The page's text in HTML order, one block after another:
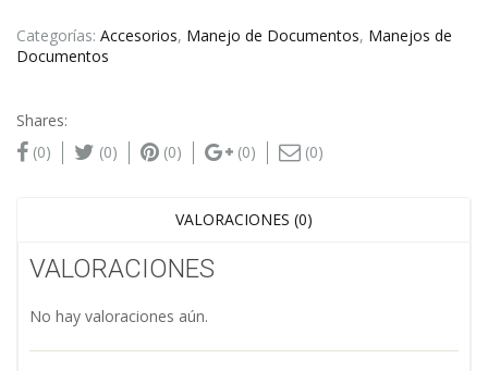
Categorías: Accesorios, Manejo de Documentos, Manejos de
Documentos
Shares:
(0)
(0) (0) (0) (0)
VALORACIONES (0)
VALORACIONES
No hay valoraciones aún.